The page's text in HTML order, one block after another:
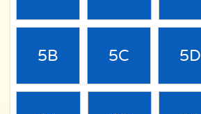
5B 5C 5D